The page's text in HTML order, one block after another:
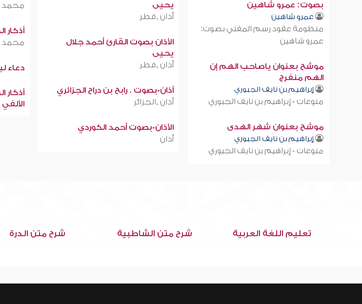
بصوت: عمرو شاهين
عمرو شاهين
منظومة عقود رسم المفتي بصوت:
عمرو شاهين
موشح بعنوان ياصاحب الهم إن
الهم منفرج
إبراهيم بن نايف الجبوري
منوعات - إبراهيم بن نايف الجبوري
موشح بعنوان شهر الهدى
إبراهيم بن نايف الجبوري
منوعات - إبراهيم بن نايف الجبوري
يحيى
أذان ,قطر
الأذان بصوت القارئ أحمد جلال
يحيى
أذان ,قطر
أذان-بصوت . رابح بن دراح الجزائري
أذان ,الجزائر
الأذان-بصوت أحمد الكوردي
أذان
محمد
أذكار
محمد
دعاء
أذكار
الألفي
تعليم اللغة العربية شرح متن الشاطبية شرح متن الدرة